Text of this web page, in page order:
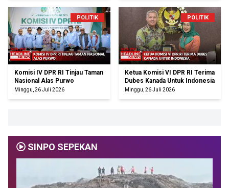
POLITIK
Komisi IV DPR RI Tinjau Taman
Nasional Alas Purwo
Minggu, 26 Juli 2026
POLITIK
Ketua Komisi VI DPR RI Terima
Dubes Kanada Untuk Indonesia
Minggu, 26 Juli 2026
SINPO SEPEKAN